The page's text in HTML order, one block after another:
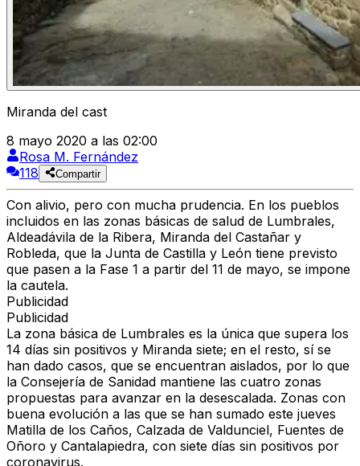
Miranda del cast
8 mayo 2020 a las 02:00
Rosa M. Fernández
118
Compartir
Con alivio, pero con mucha prudencia. En los pueblos
incluidos en las zonas básicas de salud de Lumbrales,
Aldeadávila de la Ribera, Miranda del Castañar y
Robleda, que la Junta de Castilla y León tiene previsto
que pasen a la Fase 1 a partir del 11 de mayo, se impone
la cautela.
Publicidad
Publicidad
La zona básica de Lumbrales es la única que supera los
14 días sin positivos y Miranda siete; en el resto, sí se
han dado casos, que se encuentran aislados, por lo que
la Consejería de Sanidad mantiene las cuatro zonas
propuestas para avanzar en la desescalada. Zonas con
buena evolución a las que se han sumado este jueves
Matilla de los Caños, Calzada de Valdunciel, Fuentes de
Oñoro y Cantalapiedra, con siete días sin positivos por
coronavirus.